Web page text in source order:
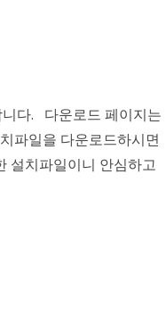
다. 다운로드 페이지는
파일을 다운로드하시면
설치파일이니 안심하고